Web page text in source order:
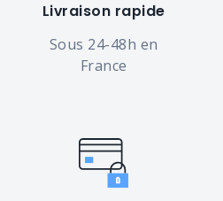
Livraison rapide
Sous 24-48h en
France